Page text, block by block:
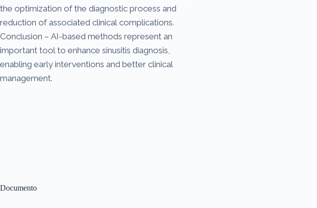
Documento
the optimization of the diagnostic process and
reduction of associated clinical complications.
Conclusion – AI-based methods represent an
important tool to enhance sinusitis diagnosis,
enabling early interventions and better clinical
management.